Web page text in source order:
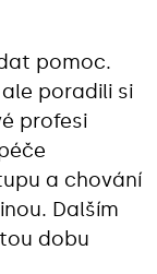
pomoc.
poradili si
profesi
a chování
Dalším
dobu